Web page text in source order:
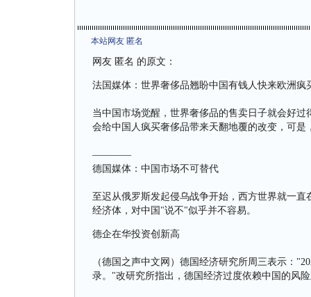
本站网友 匿名
网友 匿名 的原文：
法国媒体：世界奢侈品翘盼中国有钱人快来欧洲疯
当中国市场觉醒，世界奢侈品的售卖日子就会好
会给中国人疯买奢侈品带来天翻地覆的改变，可
————
德国媒体：中国市场不可替代
至迟从俄罗斯发起侵乌战争开始，西方世界就一
经济体，对中国"说不"似乎并不容易。
德企在华投资创新高
（德国之声中文网）德国经济研究所周三表示：
录。"改研究所指出，德国经济过度依赖中国的风